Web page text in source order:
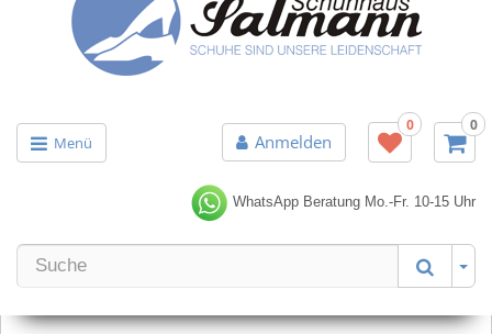
Menü Anmelden
0 0
WhatsApp Beratung Mo.-Fr. 10-15 Uhr